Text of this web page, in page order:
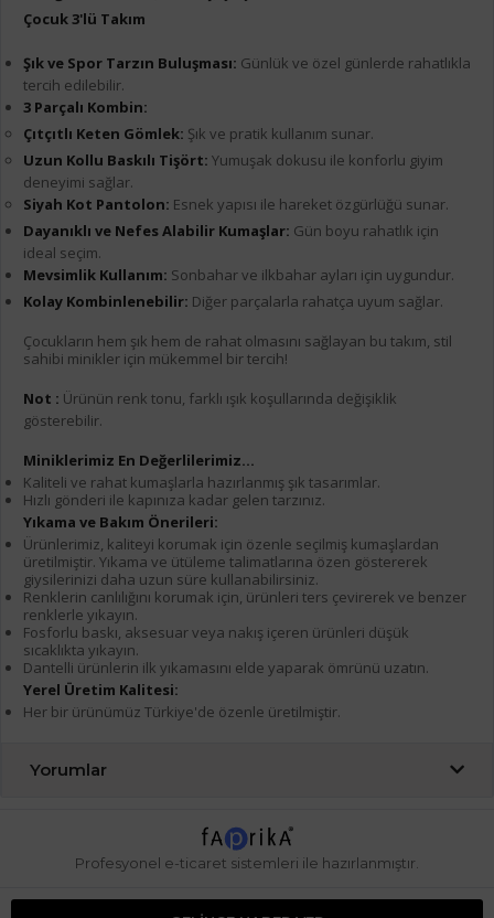
Çocuk 3'lü Takım
Şık ve Spor Tarzın Buluşması: Günlük ve özel günlerde rahatlıkla
tercih edilebilir.
3 Parçalı Kombin:
Çıtçıtlı Keten Gömlek: Şık ve pratik kullanım sunar.
Uzun Kollu Baskılı Tişört: Yumuşak dokusu ile konforlu giyim
deneyimi sağlar.
Siyah Kot Pantolon: Esnek yapısı ile hareket özgürlüğü sunar.
Dayanıklı ve Nefes Alabilir Kumaşlar: Gün boyu rahatlık için
ideal seçim.
Mevsimlik Kullanım: Sonbahar ve ilkbahar ayları için uygundur.
Kolay Kombinlenebilir: Diğer parçalarla rahatça uyum sağlar.
Çocukların hem şık hem de rahat olmasını sağlayan bu takım, stil
sahibi minikler için mükemmel bir tercih!
Not : Ürünün renk tonu, farklı ışık koşullarında değişiklik
gösterebilir.
Miniklerimiz En Değerlilerimiz...
Kaliteli ve rahat kumaşlarla hazırlanmış şık tasarımlar.
Hızlı gönderi ile kapınıza kadar gelen tarzınız.
Yıkama ve Bakım Önerileri:
Ürünlerimiz, kaliteyi korumak için özenle seçilmiş kumaşlardan
üretilmiştir. Yıkama ve ütüleme talimatlarına özen göstererek
giysilerinizi daha uzun süre kullanabilirsiniz.
Renklerin canlılığını korumak için, ürünleri ters çevirerek ve benzer
renklerle yıkayın.
Fosforlu baskı, aksesuar veya nakış içeren ürünleri düşük
sıcaklıkta yıkayın.
Dantelli ürünlerin ilk yıkamasını elde yaparak ömrünü uzatın.
Yerel Üretim Kalitesi:
Her bir ürünümüz Türkiye'de özenle üretilmiştir.
Yorumlar
Profesyonel e-ticaret sistemleri ile hazırlanmıştır.